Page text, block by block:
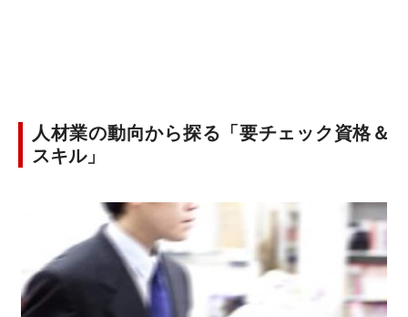
人材業の動向から探る「要チェック資格＆
スキル」